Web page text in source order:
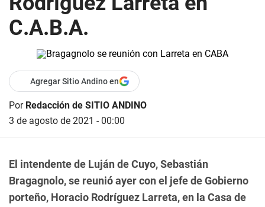
C.A.B.A.
Agregar Sitio Andino en
Por Redacción de SITIO ANDINO
3 de agosto de 2021 - 00:00
El intendente de Luján de Cuyo, Sebastián
Bragagnolo, se reunió ayer con el jefe de Gobierno
porteño, Horacio Rodríguez Larreta, en la Casa de